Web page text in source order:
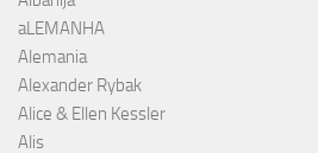
aLEMANHA
Alemania
Alexander Rybak
Alice & Ellen Kessler
Alis